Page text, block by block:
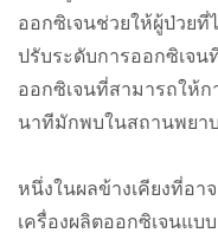
ออกซิเจนช่วยให้ผู้ป่วยที่
ปรับระดับการออกซิเจน
ออกซิเจนที่สามารถให้ก
นาทีมักพบในสถานพยา
หนึ่งในผลข้างเคียงที่อา
เครื่องผลิตออกซิเจนแบ